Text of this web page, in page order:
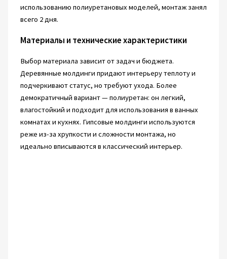
использованию полиуретановых моделей, монтаж занял
всего 2 дня.
Материалы и технические характеристики
Выбор материала зависит от задач и бюджета.
Деревянные молдинги придают интерьеру теплоту и
подчеркивают статус, но требуют ухода. Более
демократичный вариант — полиуретан: он легкий,
влагостойкий и подходит для использования в ванных
комнатах и кухнях. Гипсовые молдинги используются
реже из-за хрупкости и сложности монтажа, но
идеально вписываются в классический интерьер.